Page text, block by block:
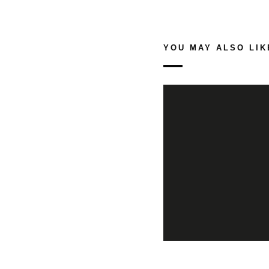
YOU MAY ALSO